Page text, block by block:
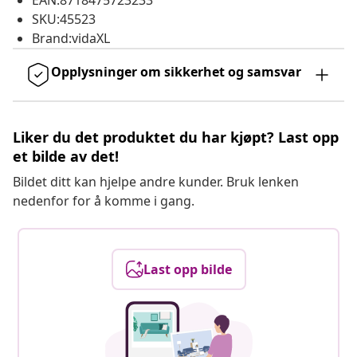
SKU:45523
Brand:vidaXL
Opplysninger om sikkerhet og samsvar
Liker du det produktet du har kjøpt? Last opp
et bilde av det!
Bildet ditt kan hjelpe andre kunder. Bruk lenken
nedenfor for å komme i gang.
Last opp bilde